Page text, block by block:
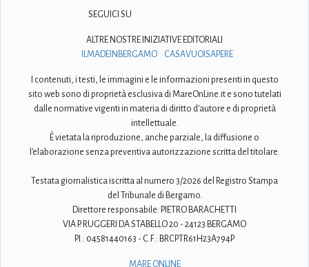
SEGUICI SU
ALTRE NOSTRE INIZIATIVE EDITORIALI
ILMADEINBERGAMO
CASAVUOISAPERE
I contenuti, i testi, le immagini e le informazioni presenti in questo
sito web sono di proprietà esclusiva di MareOnLine.it e sono tutelati
dalle normative vigenti in materia di diritto d'autore e di proprietà
intellettuale.
È vietata la riproduzione, anche parziale, la diffusione o
l'elaborazione senza preventiva autorizzazione scritta del titolare.
Testata giornalistica iscritta al numero 3/2026 del Registro Stampa
del Tribunale di Bergamo.
Direttore responsabile: PIETRO BARACHETTI
VIA P. RUGGERI DA STABELLO 20 - 24123 BERGAMO
P.I.: 04581440163 - C.F.: BRCPTR61H23A794P
MARE ONLINE